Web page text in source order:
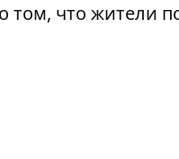
том, что жители